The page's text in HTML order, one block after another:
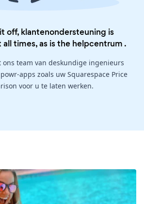
off, klantenondersteuning is
times, as is the helpcentrum .
ons team van deskundige ingenieurs
apps zoals uw Squarespace Price
voor u te laten werken.